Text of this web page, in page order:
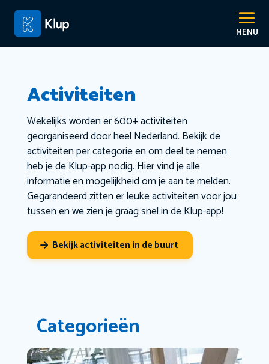
Activiteiten
Wekelijks worden er 600+ activiteiten
georganiseerd door heel Nederland. Bekijk de
activiteiten per categorie en om deel te nemen
heb je de Klup-app nodig. Hier vind je alle
informatie en mogelijkheid om je aan te melden.
Gegarandeerd zitten er leuke activiteiten voor jou
tussen en we zien je graag snel in de Klup-app!
Bekijk activiteiten in de buurt
Categorieën